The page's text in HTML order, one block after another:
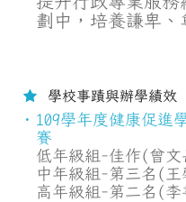
劃中，培養謙卑、
學校事蹟與辦學績效
109學年度健康促進
賽
低年級組-佳作(曾文
中年級組-第三名(王
高年級組-第二名(